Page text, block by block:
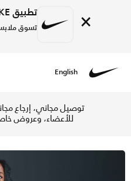
× تطبيق NIKE هنا!
تسوق
English
توصيل مجاني، إرجاع
للأعضاء، وعروض